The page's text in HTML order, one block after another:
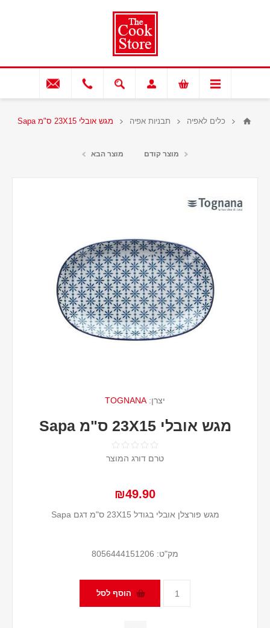
כלים לאפיה תבניות אפיה מגש אובלי 23X15 ס"מ Sapa
מוצר קודם מוצר הבא
יצרן: TOGNANA
מגש אובלי 23X15 ס"מ Sapa
טרם דורג המוצר
₪49.90
מגש פורצלן אובלי בגודל 23X15 ס"מ דגם Sapa
מק"ט: 8056444151206